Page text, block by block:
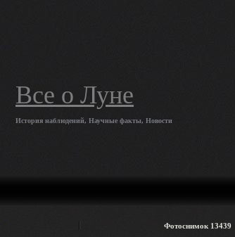
Все о Луне
История наблюдений, Научные факты, Новости
Фотоснимок 13439